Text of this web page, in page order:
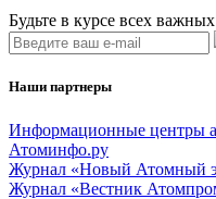
Будьте в курсе всех
Наши партнеры
Информационные центры
Атоминфо.ру
Журнал «Новый Атомный
Журнал «Вестник